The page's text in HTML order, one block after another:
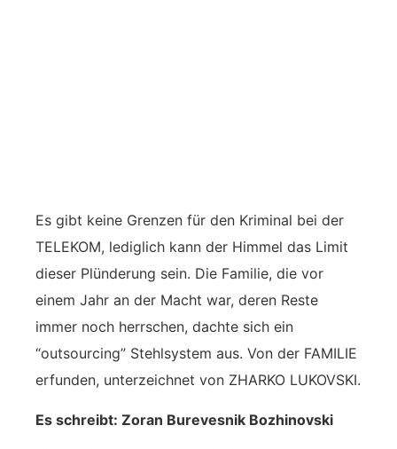
Es gibt keine Grenzen für den Kriminal bei der
TELEKOM, lediglich kann der Himmel das Limit
dieser Plünderung sein. Die Familie, die vor
einem Jahr an der Macht war, deren Reste
immer noch herrschen, dachte sich ein
“outsourcing” Stehlsystem aus. Von der FAMILIE
erfunden, unterzeichnet von ZHARKO LUKOVSKI.
Es schreibt: Zoran Burevesnik Bozhinovski